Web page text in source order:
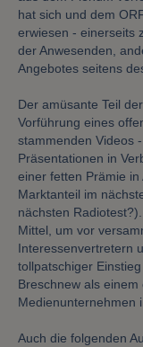
hat sich und dem
erwiesen - einerseits
der Anwesenden,
Angebotes seitens
Der amüsante Teil
Vorführung eines
stammenden Videos
Präsentationen in
einer fetten Prämie
Marktanteil im
nächsten
Mittel, um vor
Interessenvertretern
tollpatschiger
Breschnew als
Medienunternehmen
Auch die folgenden